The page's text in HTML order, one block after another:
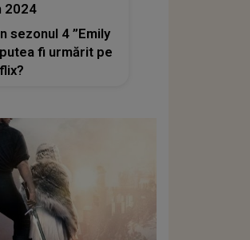
2024
sezonul 4 ”Emily
fi urmărit pe